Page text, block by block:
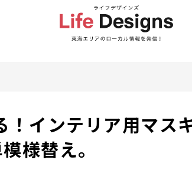
！インテリア用マス
様替え。